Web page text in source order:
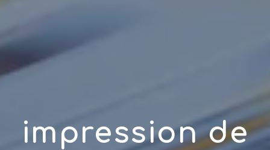
impression de